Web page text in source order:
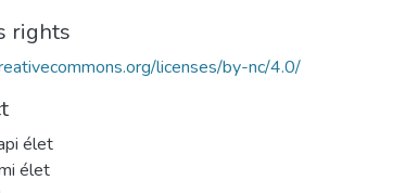
rights
licenses/by-nc/4.0/
élet
élet